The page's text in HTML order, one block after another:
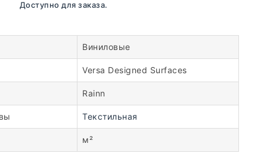
Доступно для заказа.
Виниловые
Versa Designed Surfaces
Rainn
Текстильная
м²